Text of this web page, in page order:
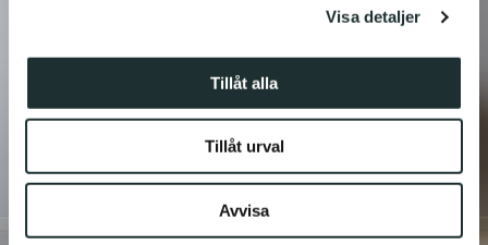
vidarebefordrar även sådana identifierare och annan
information som du har tillhandahållit eller som de har
samlat in när du har använt deras tjänster.
Visa detaljer
Tillåt alla
Tillåt urval
Avvisa